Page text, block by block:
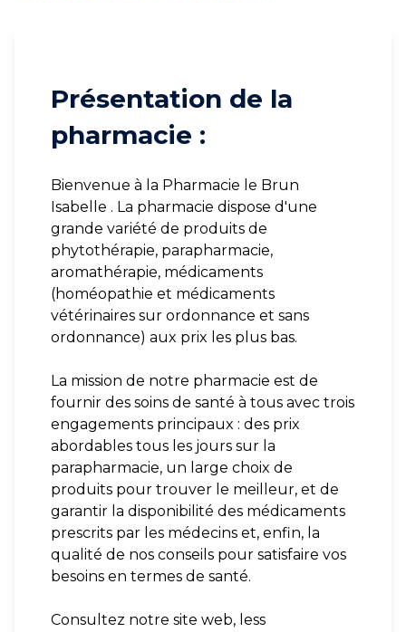
Présentation de la
pharmacie :
Bienvenue à la Pharmacie le Brun
Isabelle . La pharmacie dispose d'une
grande variété de produits de
phytothérapie, parapharmacie,
aromathérapie, médicaments
(homéopathie et médicaments
vétérinaires sur ordonnance et sans
ordonnance) aux prix les plus bas.
La mission de notre pharmacie est de
fournir des soins de santé à tous avec trois
engagements principaux : des prix
abordables tous les jours sur la
parapharmacie, un large choix de
produits pour trouver le meilleur, et de
garantir la disponibilité des médicaments
prescrits par les médecins et, enfin, la
qualité de nos conseils pour satisfaire vos
besoins en termes de santé.
Consultez notre site web, less